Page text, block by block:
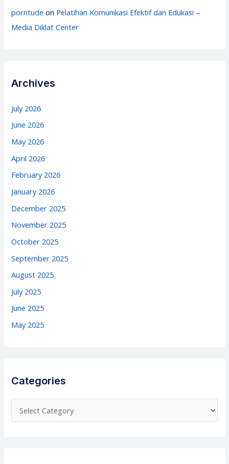
porntude on Pelatihan Komunikasi Efektif dan Edukasi –
Media Diklat Center
Archives
July 2026
June 2026
May 2026
April 2026
February 2026
January 2026
December 2025
November 2025
October 2025
September 2025
August 2025
July 2025
June 2025
May 2025
Categories
a